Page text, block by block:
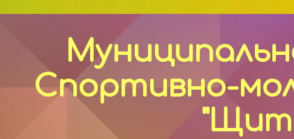
Спортивно-
"Щит